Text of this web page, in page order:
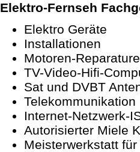
Elektro-Fernseh
Elektro Geräte
Installationen
Motoren-
TV-Video-Hifi-
Sat und DVBT
Telekommunikation
Internet-Netzwerk-
Autorisierter Miele
Meisterwerkstatt